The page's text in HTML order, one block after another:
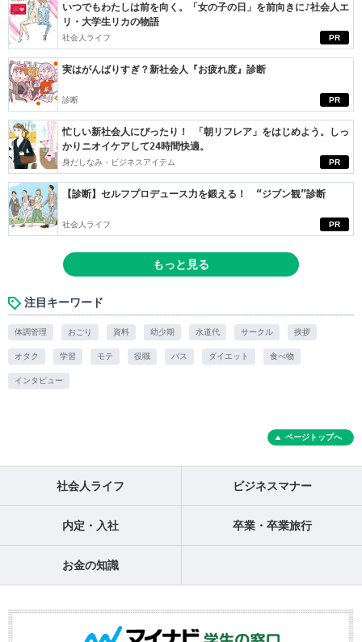
PR
いつでもわたしは前を向く。「女の子の日」を前向きに♪社会人エ
リ・大学生リカの物語
社会人ライフ
PR
実はがんばりすぎ？新社会人『お疲れ度』診断
診断
PR
忙しい新社会人にぴったり！ 「朝リフレア」をはじめよう。しっ
かりニオイケアして24時間快適。
身だしなみ・ビジネスアイテム
PR
【診断】セルフプロデュース力を鍛える！ “ジブン観”診断
社会人ライフ
もっと見る
注目キーワード
体調管理 おごり 資料 幼少期 水道代 サークル 挨拶
オタク 学習 モテ 役職 バス ダイエット 食べ物
インタビュー
ページトップへ
社会人ライフ ビジネスマナー
内定・入社 卒業・卒業旅行
お金の知識